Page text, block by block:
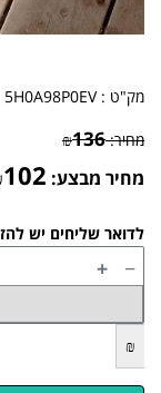
מק"ט :5H0A98P0EV
מחיר: ₪136
מחיר מבצע: 102
לדואר שליחים יש להזין 35 שח
−
+
₪